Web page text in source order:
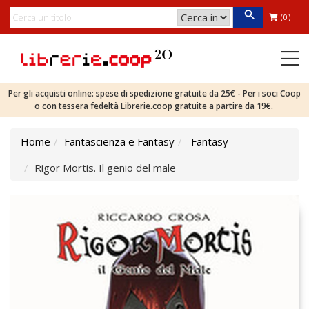
(0)
Per gli acquisti online: spese di spedizione gratuite da 25€ - Per i soci Coop
o con tessera fedeltà Librerie.coop gratuite a partire da 19€.
Home Fantascienza e Fantasy
Fantasy
Rigor Mortis. Il genio del male